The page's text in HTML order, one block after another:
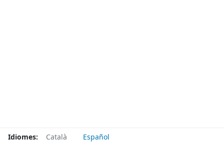
Idiomes: Català Español